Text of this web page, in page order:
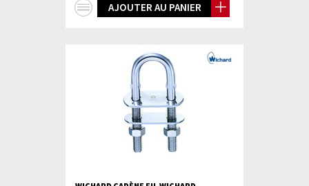
AJOUTER AU PANIER